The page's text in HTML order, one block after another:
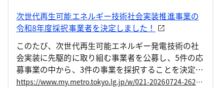
次世代再生可能エネルギー技術社会実装推進事業の
令和8年度採択事業者を決定しました！
このたび、次世代再生可能エネルギー発電技術の社
会実装に先駆的に取り組む事業者を公募し、5件の応
募事業の中から、3件の事業を採択することを決定し
ましたので、お知らせします。
https://www.my.metro.tokyo.lg.jp/w/021-20260724-262680894